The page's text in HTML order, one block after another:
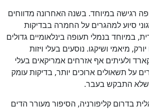
רגישה במיוחד. בשנה האחרונה מדווחים
סיוע למהגרים על החמרה בבדיקות
במיוחד בנמלי תעופה בינלאומיים גדולים
מיאמי ושיקגו. נוסעים בעלי ויזות
ולעיתים אף אזרחים אמריקאים בעלי
על תשאולים ארוכים יותר, בדיקות עומק
שלא התבקש בעבר.
בדרום קליפורניה, הסיפור מעורר הדים